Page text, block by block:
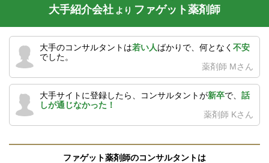
大手紹介会社 より ファゲット薬剤師
大手のコンサルタントは若い人ばかりで、何となく 不安
でした。
薬剤師 Mさん
大手サイトに登録したら、コンサルタントが新卒で、 話
しが通じなかった！
薬剤師 Kさん
ファゲット薬剤師のコンサルタントは